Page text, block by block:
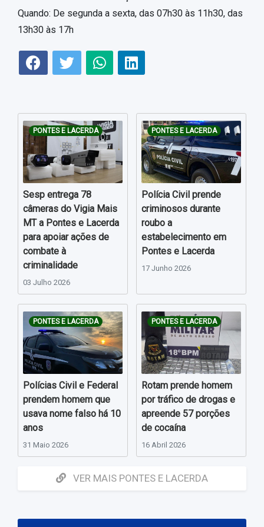
Quando: De segunda a sexta, das 07h30 às 11h30, das
13h30 às 17h
PONTES E LACERDA
Sesp entrega 78
câmeras do Vigia Mais
MT a Pontes e Lacerda
para apoiar ações de
combate à
criminalidade
03 Julho 2026
PONTES E LACERDA
Polícia Civil prende
criminosos durante
roubo a
estabelecimento em
Pontes e Lacerda
17 Junho 2026
PONTES E LACERDA
Polícias Civil e Federal
prendem homem que
usava nome falso há 10
anos
31 Maio 2026
PONTES E LACERDA
Rotam prende homem
por tráfico de drogas e
apreende 57 porções
de cocaína
16 Abril 2026
VER MAIS PONTES E LACERDA